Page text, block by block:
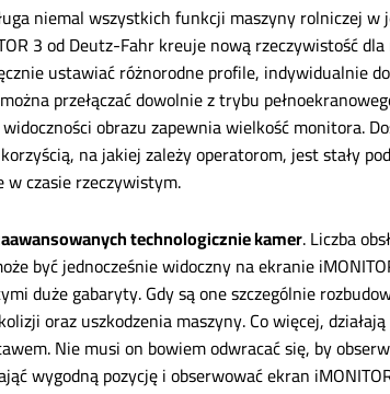
niemal wszystkich funkcji maszyny rolniczej w
3 od Deutz-Fahr kreuje nową rzeczywistość
ustawiać różnorodne profile, indywidualnie
przełączać dowolnie z trybu
obrazu zapewnia wielkość monitora.
na jakiej zależy operatorom, jest stały
czasie rzeczywistym.
technologicznie kamer. Liczba
być jednocześnie widoczny na ekranie
duże gabaryty. Gdy są one szczególnie
oraz uszkodzenia maszyny. Co więcej,
Nie musi on bowiem odwracać się, by
wygodną pozycję i obserwować ekran